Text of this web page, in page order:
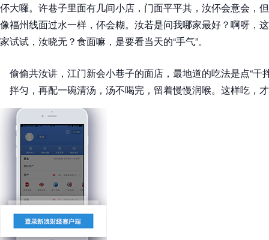
伓大囉。许巷子里面有几间小店，门面平平其，汝伓会意会，
像福州线面过水一样，伓会糊。汝若是问我哪家最好？啊呀，
家试试，汝晓无？食面嘛，是要看当天的“手气”。
偷偷共汝讲，江门新会小巷子的面店，最地道的吃法是点“干
拌匀，再配一碗清汤，汤不喝完，留着慢慢润喉。这样吃，才